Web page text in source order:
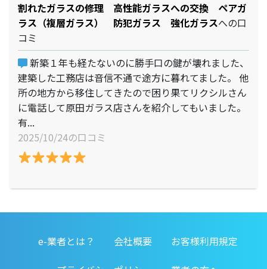
割れたガラスの修理 高性能ガラスへの交換 ペアガ
ラス（複層ガラス） 防犯ガラス 強化ガラスへの口
コミ
新築１年も経たないのに勝手口の鍵が壊れました、
建築した工務店は音信不通で途方に暮れてました。 他
所の地方から移住してきたので困り果てリクシルさん
に電話して原田ガラス店さんを紹介してもいました。
有...
2025/10/24の口コミ
e-業者とは？ 会社概要
お客様利用規定